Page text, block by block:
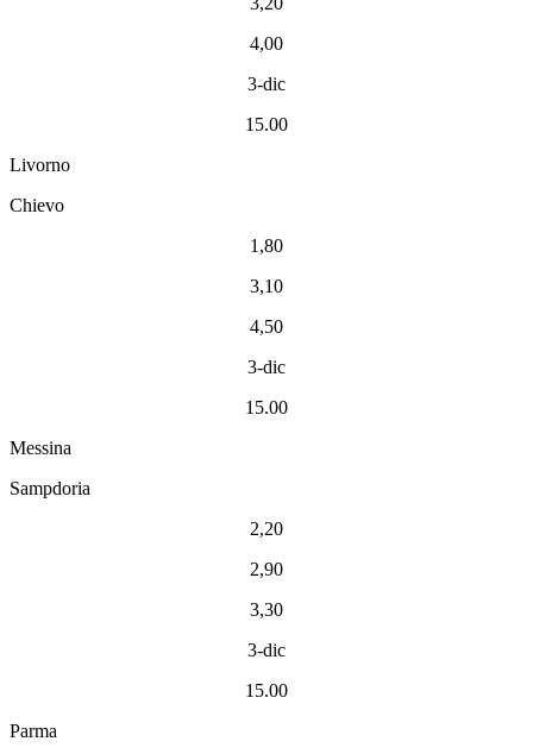
4,00
3-dic
15.00
Livorno
Chievo
1,80
3,10
4,50
3-dic
15.00
Messina
Sampdoria
2,20
2,90
3,30
3-dic
15.00
Parma